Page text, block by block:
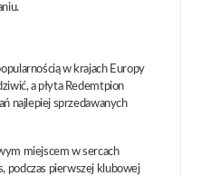
w krajach Europy
a płyta Redemtpion
najlepiej sprzedawanych
miejscem w sercach
podczas pierwszej klubowej